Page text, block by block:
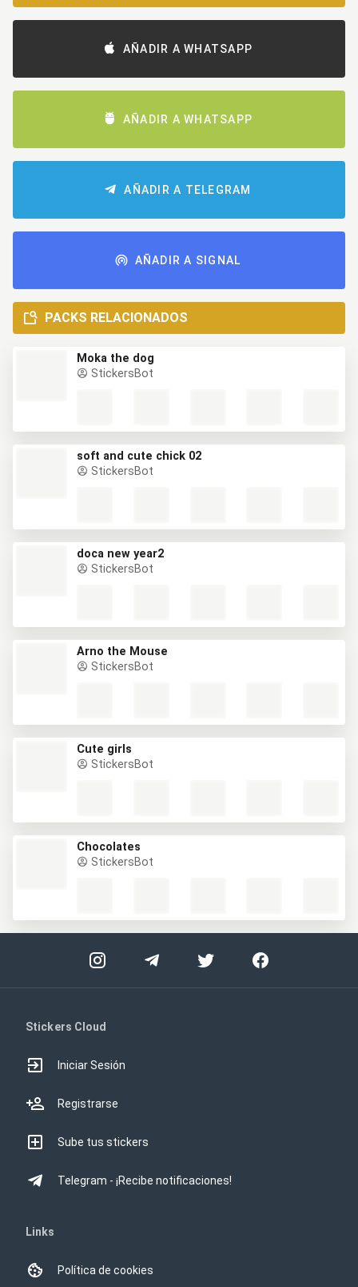
AÑADIR A WHATSAPP
AÑADIR A WHATSAPP
AÑADIR A TELEGRAM
AÑADIR A SIGNAL
PACKS RELACIONADOS
Moka the dog
StickersBot
soft and cute chick 02
StickersBot
doca new year2
StickersBot
Arno the Mouse
StickersBot
Cute girls
StickersBot
Chocolates
StickersBot
Stickers Cloud
Iniciar Sesión
Registrarse
Sube tus stickers
Telegram - ¡Recibe notificaciones!
Links
Política de cookies